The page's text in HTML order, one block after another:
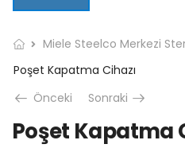
Miele Steelco Merkezi
Poşet Kapatma Cihazı
Önceki
Sonraki
Poşet Kapatma